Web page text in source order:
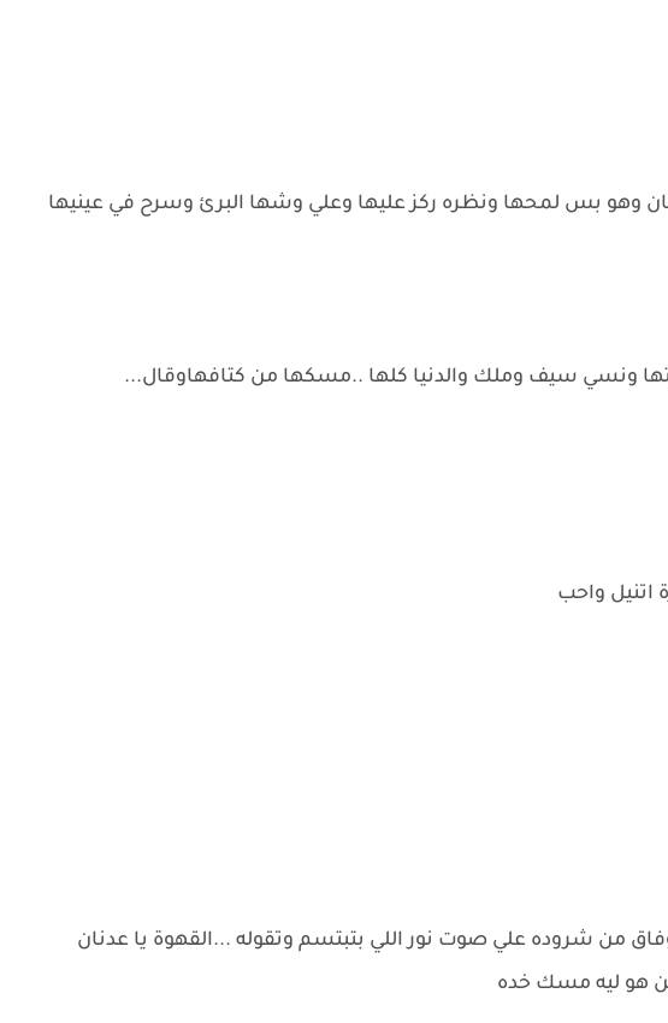
وهو بس لمحها ونظره ركز عليها وعلي وشها البرئ وسرح في عينيها
ونسي سيف وملك والدنيا كلها ..مسكها من كتافهاوقال...
اتنيل واحب
من شروده علي صوت نور اللي بتبتسم وتقوله ...القهوة يا عدنان
هو ليه مسك خده